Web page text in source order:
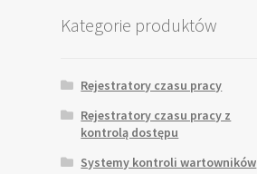
Kategorie produktów
Rejestratory czasu pracy
Rejestratory czasu pracy z
kontrolą dostępu
Systemy kontroli wartowników